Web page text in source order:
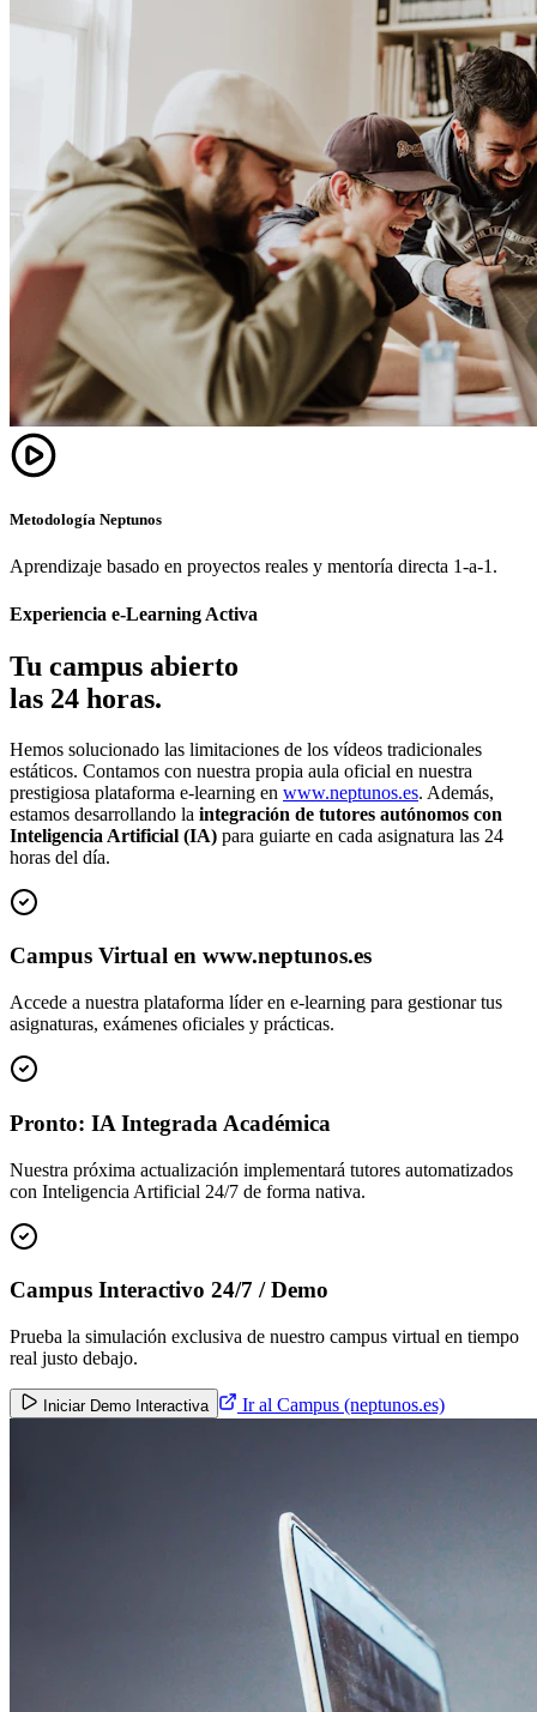
Metodología Neptunos
Aprendizaje basado en proyectos reales y mentoría directa 1-a-1.
Experiencia e-Learning Activa
Tu campus abierto
las 24 horas.
Hemos solucionado las limitaciones de los vídeos tradicionales
estáticos. Contamos con nuestra propia aula oficial en nuestra
prestigiosa plataforma e-learning en www.neptunos.es. Además,
estamos desarrollando la integración de tutores autónomos con
Inteligencia Artificial (IA) para guiarte en cada asignatura las 24
horas del día.
Campus Virtual en www.neptunos.es
Accede a nuestra plataforma líder en e-learning para gestionar tus
asignaturas, exámenes oficiales y prácticas.
Pronto: IA Integrada Académica
Nuestra próxima actualización implementará tutores automatizados
con Inteligencia Artificial 24/7 de forma nativa.
Campus Interactivo 24/7 / Demo
Prueba la simulación exclusiva de nuestro campus virtual en tiempo
real justo debajo.
Iniciar Demo Interactiva Ir al Campus (neptunos.es)